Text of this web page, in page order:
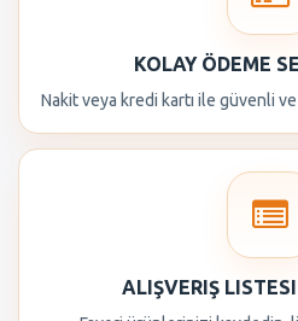
KOLAY ÖDEME
Nakit veya kredi kartı ile güvenli
ALIŞVERIŞ